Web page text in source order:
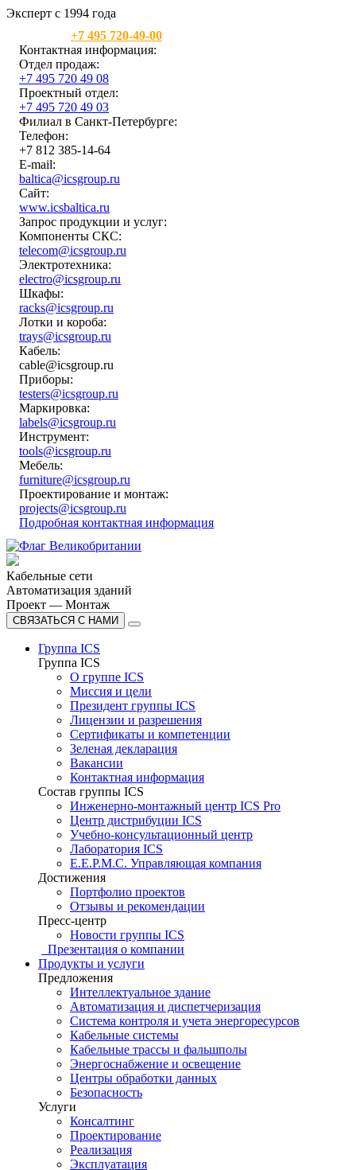
Эксперт с 1994 года
+7 495 720-49-00
Контактная информация:
Отдел продаж:
+7 495 720 49 08
Проектный отдел:
+7 495 720 49 03
Филиал в Санкт-Петербурге:
Телефон:
+7 812 385-14-64
E-mail:
baltica@icsgroup.ru
Сайт:
www.icsbaltica.ru
Запрос продукции и услуг:
Компоненты СКС:
telecom@icsgroup.ru
Электротехника:
electro@icsgroup.ru
Шкафы:
racks@icsgroup.ru
Лотки и короба:
trays@icsgroup.ru
Кабель:
cable@icsgroup.ru
Приборы:
testers@icsgroup.ru
Маркировка:
labels@icsgroup.ru
Инструмент:
tools@icsgroup.ru
Мебель:
furniture@icsgroup.ru
Проектирование и монтаж:
projects@icsgroup.ru
Подробная контактная информация
Кабельные сети
Автоматизация зданий
Проект — Монтаж
СВЯЗАТЬСЯ С НАМИ
Группа ICS
Группа ICS
О группе ICS
Миссия и цели
Президент группы ICS
Лицензии и разрешения
Сертификаты и компетенции
Зеленая декларация
Вакансии
Контактная информация
Состав группы ICS
Инженерно-монтажный центр ICS Pro
Центр дистрибуции ICS
Учебно-консультационный центр
Лаборатория ICS
E.E.P.M.C. Управляющая компания
Достижения
Портфолио проектов
Отзывы и рекомендации
Пресс-центр
Новости группы ICS
Презентация о компании
Продукты и услуги
Предложения
Интеллектуальное здание
Автоматизация и диспетчеризация
Система контроля и учета энергоресурсов
Кабельные системы
Кабельные трассы и фальшполы
Энергоснабжение и освещение
Центры обработки данных
Безопасность
Услуги
Консалтинг
Проектирование
Реализация
Эксплуатация